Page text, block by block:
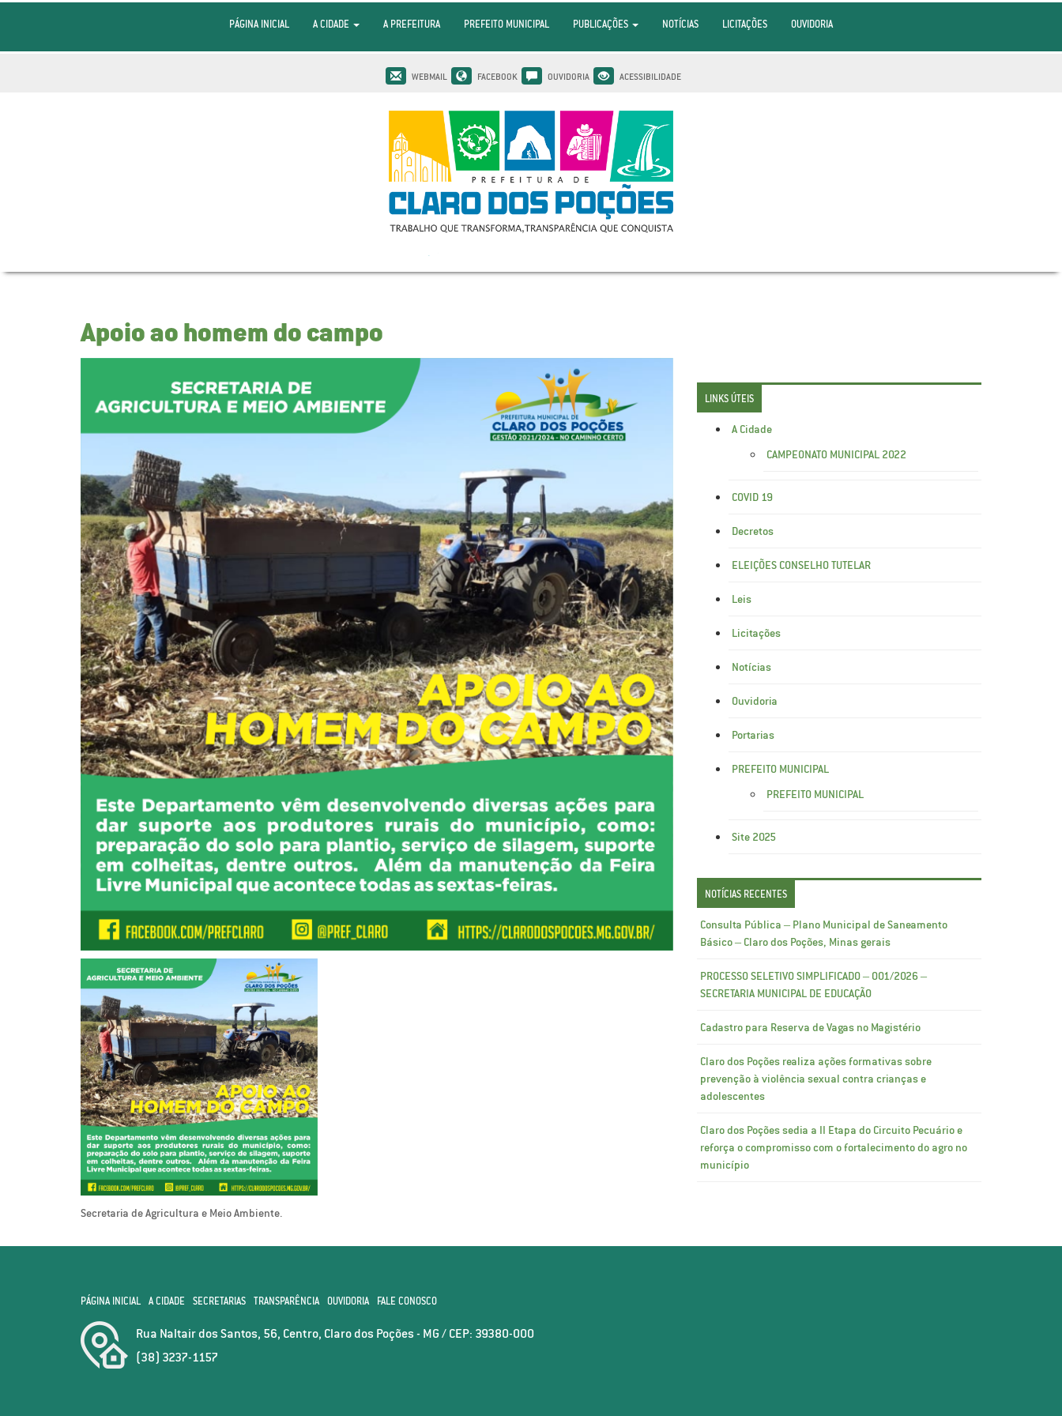
PÁGINA INICIAL A CIDADE A PREFEITURA PREFEITO MUNICIPAL PUBLICAÇÕES NOTÍCIAS LICITAÇÕES OUVIDORIA
WEBMAIL FACEBOOK OUVIDORIA ACESSIBILIDADE
Apoio ao homem do campo
Secretaria de Agricultura e Meio Ambiente.
LINKS ÚTEIS
A Cidade
CAMPEONATO MUNICIPAL 2022
COVID 19
Decretos
ELEIÇÕES CONSELHO TUTELAR
Leis
Licitações
Notícias
Ouvidoria
Portarias
PREFEITO MUNICIPAL
PREFEITO MUNICIPAL
Site 2025
NOTÍCIAS RECENTES
Consulta Pública – Plano Municipal de Saneamento
Básico – Claro dos Poções, Minas gerais
PROCESSO SELETIVO SIMPLIFICADO – 001/2026 –
SECRETARIA MUNICIPAL DE EDUCAÇÃO
Cadastro para Reserva de Vagas no Magistério
Claro dos Poções realiza ações formativas sobre
prevenção à violência sexual contra crianças e
adolescentes
Claro dos Poções sedia a II Etapa do Circuito Pecuário e
reforça o compromisso com o fortalecimento do agro no
município
PÁGINA INICIAL A CIDADE SECRETARIAS TRANSPARÊNCIA OUVIDORIA FALE CONOSCO
Rua Naltair dos Santos, 56, Centro, Claro dos Poções - MG / CEP: 39380-000
(38) 3237-1157